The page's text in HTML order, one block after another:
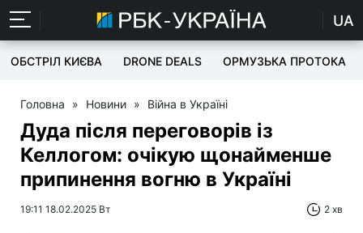
UA
ОБСТРІЛ КИЄВА DRONE DEALS ОРМУЗЬКА ПРОТОКА
Головна » Новини » Війна в Україні
Дуда після переговорів із
Келлогом: очікую щонайменше
припинення вогню в Україні
19:11 18.02.2025 Вт 2 хв